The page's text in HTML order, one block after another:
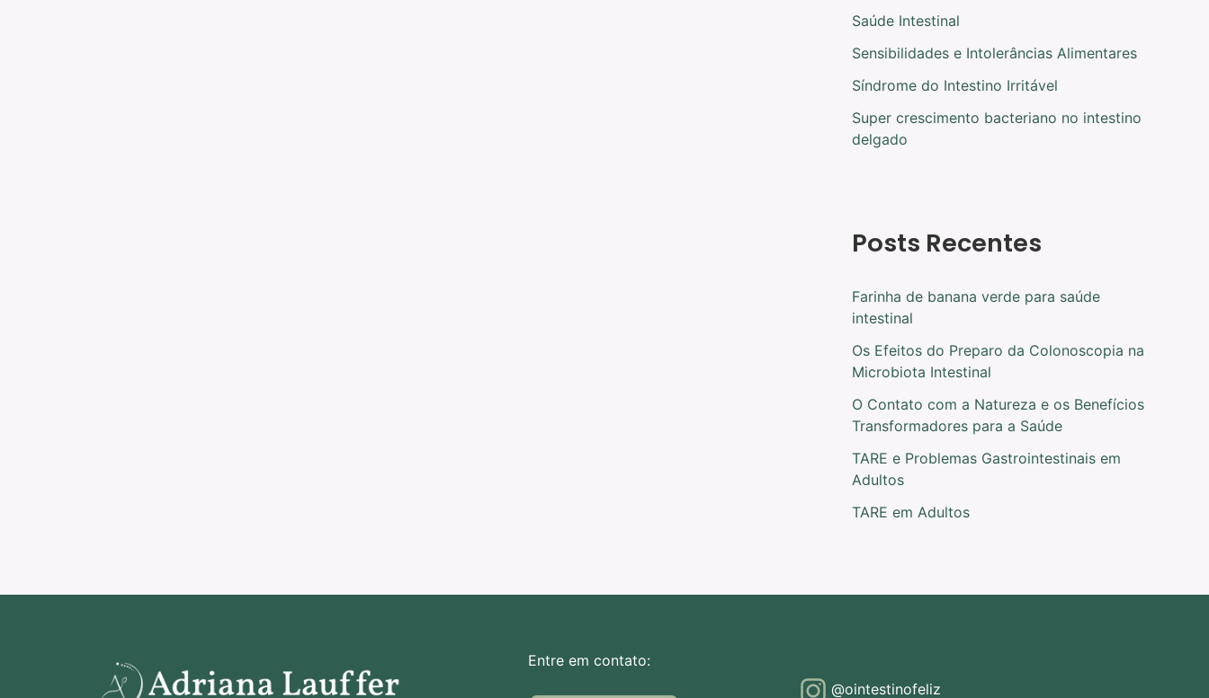
Saúde Intestinal
Sensibilidades e Intolerâncias Alimentares
Síndrome do Intestino Irritável
Super crescimento bacteriano no intestino
delgado
Posts Recentes
Farinha de banana verde para saúde
intestinal
Os Efeitos do Preparo da Colonoscopia na
Microbiota Intestinal
O Contato com a Natureza e os Benefícios
Transformadores para a Saúde
TARE e Problemas Gastrointestinais em
Adultos
TARE em Adultos
Entre em contato:
@ointestinofeliz